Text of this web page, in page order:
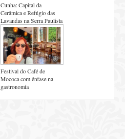
Cunha: Capital da
Cerâmica e Refúgio das
Lavandas na Serra Paulista
Festival do Café de
Mococa com ênfase na
gastronomia